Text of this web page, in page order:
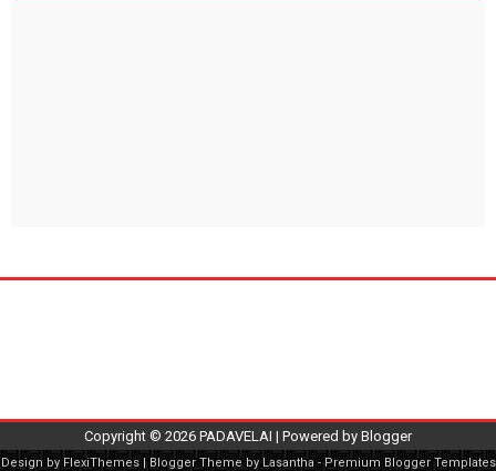
Copyright © 2026 PADAVELAI | Powered by Blogger
Design by FlexiThemes| Blogger Theme by Lasantha-Premium Blogger Templates